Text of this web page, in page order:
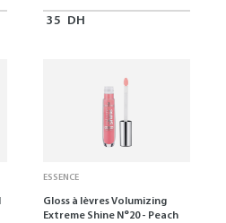
35 DH
ESSENCE
Gloss à lèvres Volumizing
Extreme Shine N°20 - Peach